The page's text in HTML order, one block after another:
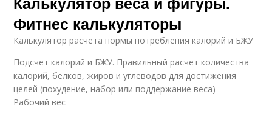
Фитнес калькуляторы
Калькулятор расчета нормы потребления калорий и БЖУ
Подсчет калорий и БЖУ. Правильный расчет количества
калорий, белков, жиров и углеводов для достижения
целей (похудение, набор или поддержание веса)
Рабочий вес